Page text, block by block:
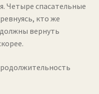
Четыре спасательные
кто же
вернуть